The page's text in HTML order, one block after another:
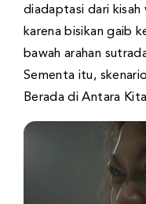
diadaptasi dari kisah
karena bisikan gaib
bawah arahan
Sementa itu,
Berada di Antara